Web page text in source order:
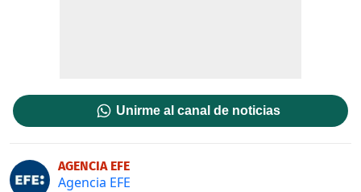
Unirme al canal de noticias
AGENCIA EFE
Agencia EFE